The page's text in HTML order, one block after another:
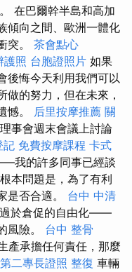
在巴爾幹半島和高加
傾向之間、歐洲一體化
突。 茶會點心
護照 台胞證照片 如果
後悔今天利用我們可以
的努力，但在未來，
憾。 后里按摩推薦 關
事會週末會議上討論
記 免費按摩課程 卡式
我的許多同事已經談
本問題是，為了有利
是否合適。 台中 中清
於倉促的自由化——
風險。 台中 整骨
產承擔任何責任，那麼
第二專長證照 整復 車輛